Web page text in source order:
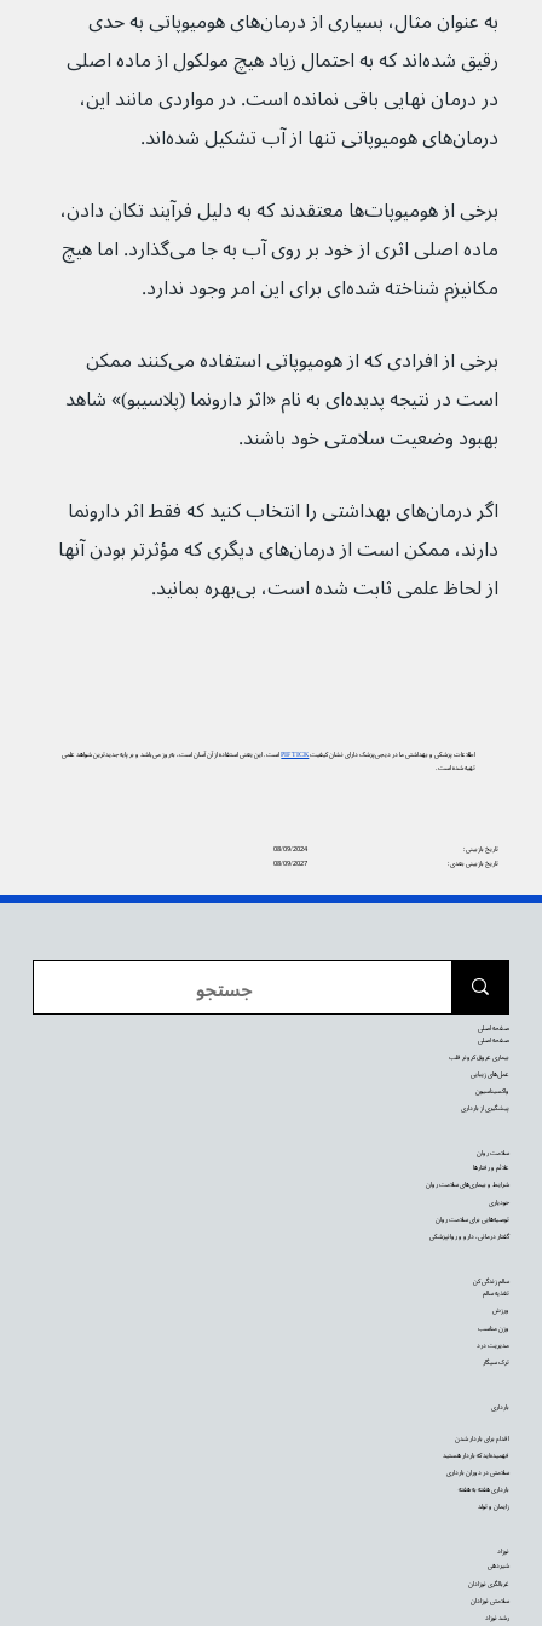
به عنوان مثال، بسیاری از درمان‌های هومیوپاتی به حدی
رقیق شده‌اند که به احتمال زیاد هیچ مولکول از ماده اصلی
در درمان نهایی باقی نمانده است. در مواردی مانند این،
درمان‌های هومیوپاتی تنها از آب تشکیل شده‌اند.
برخی از هومیوپات‌ها معتقدند که به دلیل فرآیند تکان دادن،
ماده اصلی اثری از خود بر روی آب به جا می‌گذارد. اما هیچ
مکانیزم شناخته شده‌ای برای این امر وجود ندارد.
برخی از افرادی که از هومیوپاتی استفاده می‌کنند ممکن
است در نتیجه پدیده‌ای به نام «اثر دارونما (پلاسیبو)» شاهد
بهبود وضعیت سلامتی خود باشند.
اگر درمان‌های بهداشتی را انتخاب کنید که فقط اثر دارونما
دارند، ممکن است از درمان‌های دیگری که مؤثرتر بودن آنها
از لحاظ علمی ثابت شده است، بی‌بهره بمانید.
اطلاعات پزشکی و بهداشتی ما در دیجی‌پزشک دارای نشان کیفیتPIF TICKاست. این یعنی استفاده از آن آسان است، به‌روز می‌باشد و بر پایه جدیدترین شواهد علمی
تهیه شده است.
08/09/2024
تاریخ بازبینی:
08/09/2027
تاریخ بازبینی بعدی:
نوزاد
شیردهی
غربالگری نوزادان
سلامتی نوزادان
رشد نوزاد
بارداری
اقدام برای باردار شدن
فهمیده‌اید که باردار هستید
سلامتی در دوران بارداری
بارداری هفته به هفته
زایمان و تولد
سالم زندگی کن
تغذیه سالم
ورزش
وزن مناسب
مدیریت درد
ترک سیگار
سلامت روان
علائم و رفتارها
شرایط و بیماری‌های سلامت روان
خودیاری
توصیه‌‌هایی برای سلامت روان
گفتار درمانی، دارو و روانپزشکی
صفحه اصلی
صفحه اصلی
بیماری عروق کرونر قلب
عمل‌های زیبایی
واکسیناسیون
پیشگیری از بارداری